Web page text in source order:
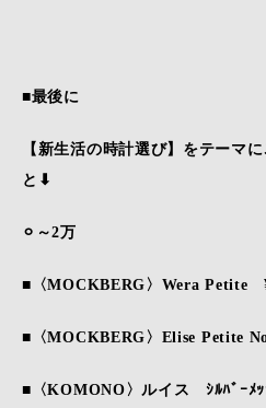
■最後に
【新生活の時計選び】をテーマ
と⬇︎
⚪︎ ～2万
■〈MOCKBERG〉Wera Petite
■〈MOCKBERG〉Elise Petite
■〈KOMONO〉ルイス ｼﾙﾊﾞｰﾒ